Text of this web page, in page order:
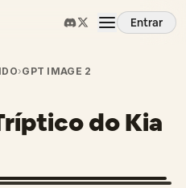
Entrar
›GPT IMAGE 2
do Kia